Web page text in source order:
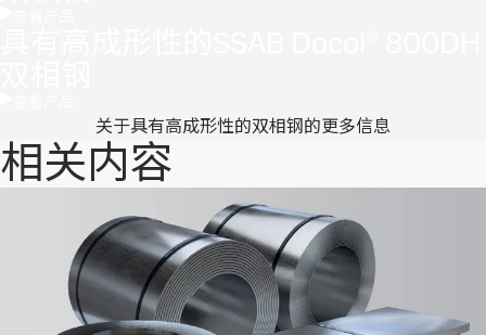
关于具有高成形性的双相钢的更多信息
相关内容